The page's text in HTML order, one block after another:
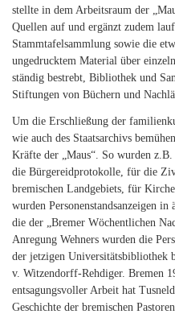
stellte in dem Arbeitsraum der
Quellen auf und ergänzt zudem
Stammtafelsammlung sowie die
ungedrucktem Material über
ständig bestrebt, Bibliothek und
Stiftungen von Büchern und
Um die Erschließung der
wie auch des Staatsarchivs
Kräfte der „Maus“. So wurden
die Bürgereidprotokolle, für die
bremischen Landgebiets, für
wurden Personenstandsanzeigen
die der „Bremer Wöchentlichen
Anregung Wehners wurden die
der jetzigen Universitätsbibliothek
v. Witzendorff-Rehdiger. Bremen
entsagungsvoller Arbeit hat
Geschichte der bremischen